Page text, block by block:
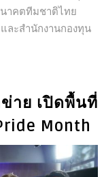
นาคตทีมชาติไทย
ละสำนักงานกองทุน
าย เปิดพื้นที่
Month